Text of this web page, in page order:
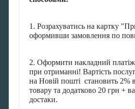
1. Розрахуватись на картку
оформивши замовлення по
2. Оформити накладний платіж
при отриманні! Вартість
на Новій пошті становить 2%
товару та додатково 20 грн +
достаки.